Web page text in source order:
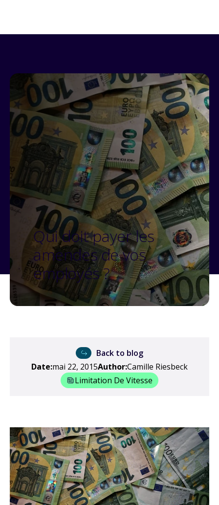
Qui doit payer les
amendes de vos
employés ?
Back to blog
Date:mai 22, 2015Author:Camille Riesbeck
Limitation De Vitesse